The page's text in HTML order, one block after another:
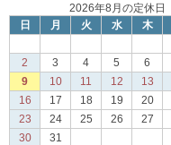
2026年8月の定休日
日
月 火 水 木
2
3 4 5 6
9
10 11 12 13
16
17 18 19 20
23
24 25 26 27
30
31